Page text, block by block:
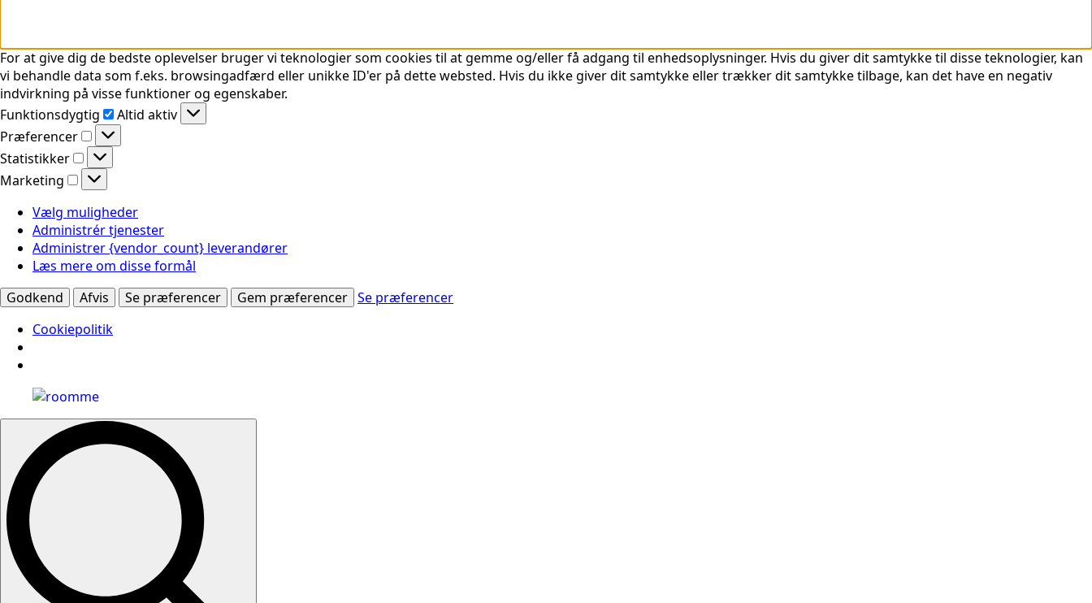
For at give dig de bedste oplevelser bruger vi teknologier som cookies til at gemme og/eller få adgang til enhedsoplysninger. Hvis du giver dit samtykke til disse teknologier, kan
vi behandle data som f.eks. browsingadfærd eller unikke ID'er på dette websted. Hvis du ikke giver dit samtykke eller trækker dit samtykke tilbage, kan det have en negativ
indvirkning på visse funktioner og egenskaber.
Funktionsdygtig
Funktionsdygtig
Altid aktiv
Præferencer
Præferencer
Statistikker
Statistikker
Marketing
Marketing
Vælg muligheder
Administrér tjenester
Administrer {vendor_count} leverandører
Læs mere om disse formål
Godkend
Afvis Se præferencer Gem præferencer Se præferencer
Cookiepolitik